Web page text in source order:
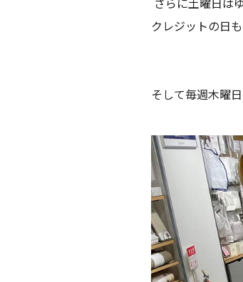
さらに土曜日は
クレジットの日も
そして毎週木曜